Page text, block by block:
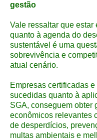
gestão
Vale ressaltar que estar
quanto à agenda do
sustentável é uma
sobrevivência e
atual cenário.
Empresas certificadas e
sucedidas quanto à
SGA, conseguem obter
econômicos relevantes
de desperdícios,
multas ambientais e